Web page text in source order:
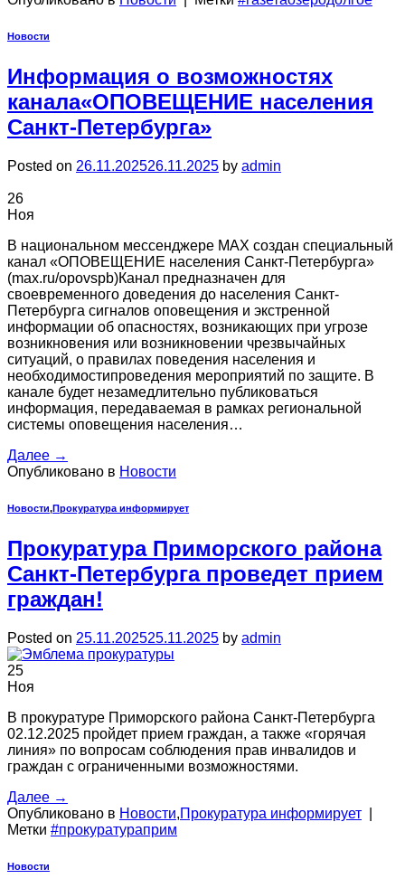
Новости
Информация о возможностях
канала«ОПОВЕЩЕНИЕ населения
Санкт-Петербурга»
Posted on 26.11.202526.11.2025 by admin
26
Ноя
В национальном мессенджере MAX создан специальный
канал «ОПОВЕЩЕНИЕ населения Санкт-Петербурга»
(max.ru/opovspb)Канал предназначен для
своевременного доведения до населения Санкт-
Петербурга сигналов оповещения и экстренной
информации об опасностях, возникающих при угрозе
возникновения или возникновении чрезвычайных
ситуаций, о правилах поведения населения и
необходимостипроведения мероприятий по защите. В
канале будет незамедлительно публиковаться
информация, передаваемая в рамках региональной
системы оповещения населения…
Далее →
Опубликовано в Новости
Новости,Прокуратура информирует
Прокуратура Приморского района
Санкт-Петербурга проведет прием
граждан!
Posted on 25.11.202525.11.2025 by admin
25
Ноя
В прокуратуре Приморского района Санкт-Петербурга
02.12.2025 пройдет прием граждан, а также «горячая
линия» по вопросам соблюдения прав инвалидов и
граждан с ограниченными возможностями.
Далее →
Опубликовано в Новости,Прокуратура информирует
Метки #прокуратураприм
Новости